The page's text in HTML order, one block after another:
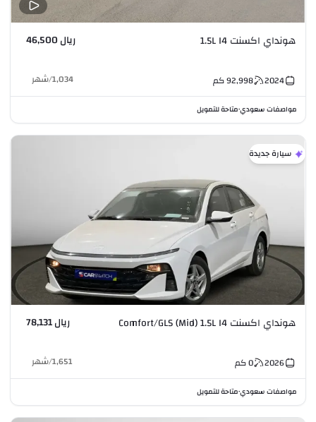
هونداي اكسنت 1.5L I4 ريال 46,500
2024
92,998كم 1,034
/شهر
مواصفات سعودي•متاحة للتمويل
سيارة جديدة
هونداي اكسنت Comfort/GLS (Mid) 1.5L I4 ريال 78,131
2026
0كم 1,651
/شهر
مواصفات سعودي•متاحة للتمويل